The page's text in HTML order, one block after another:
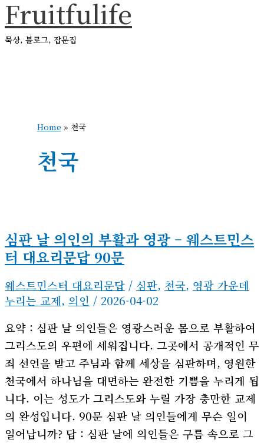
콘
텐
츠
Fruitfulife
묵상, 블로그, 잡문집
Home » 천국
천국
심판 날 의인의 부활과 영광 – 웨스트민스
터 대요리문답 90문
웨스트민스터 대요리문답 / 심판, 천국, 영광 가운데
누리는 교제, 의인 / 2026-04-02
요약 : 심판 날 의인들은 영광스러운 몸으로 부활하여
그리스도의 우편에 세워집니다. 그곳에서 공개적인 무
죄 선언을 받고 주님과 함께 세상을 심판하며, 영원한
천국에서 하나님을 대면하는 완전한 기쁨을 누리게 됩
니다. 이는 성도가 그리스도와 누릴 가장 충만한 교제
의 완성입니다. 90문 심판 날 의인들에게 무슨 일이
일어납니까? 답 : 심판 날에 의인들은 구름 속으로 그